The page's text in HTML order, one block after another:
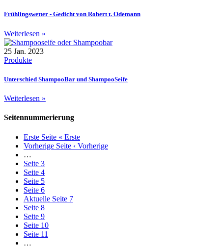
Frühlingswetter - Gedicht von Robert t. Odemann
Weiterlesen »
25 Jan. 2023
Produkte
Unterschied ShampooBar und ShampooSeife
Weiterlesen »
Seitennummerierung
Erste Seite « Erste
Vorherige Seite ‹ Vorherige
…
Seite 3
Seite 4
Seite 5
Seite 6
Aktuelle Seite 7
Seite 8
Seite 9
Seite 10
Seite 11
…